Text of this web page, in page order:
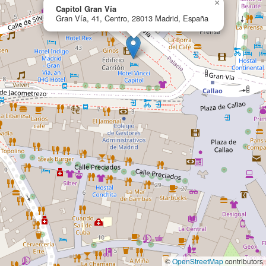
Capitol Gran Vía
Gran Vía, 41, Centro, 28013 Madrid, España
×
©OpenStreetMapcontributors